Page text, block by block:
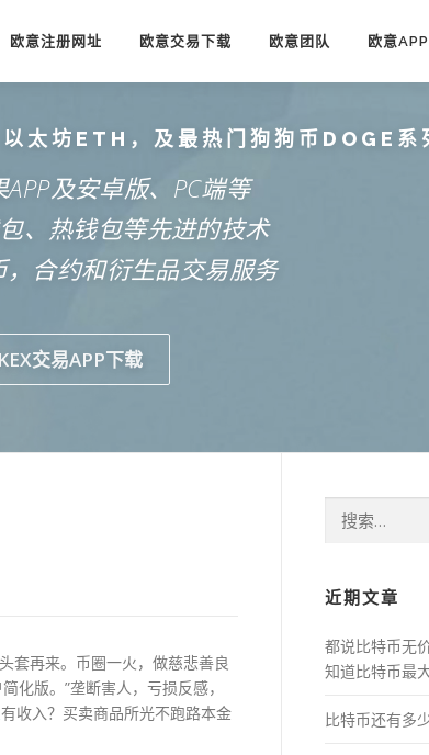
欧意注册网址 欧意交易下载 欧意团队 欧意
太坊ETH，及最热门狗狗币DOGE系
及安卓版、PC端等
、热钱包等先进的技术
，合约和衍生品交易服务
交易APP下载
套再来。币圈一火，做慈悲善良
化版。”垄断害人，亏损反感，
有收入？买卖商品所光不跑路本金
索：
近期文章
都说比特币无
知道比特币最
比特币还有多